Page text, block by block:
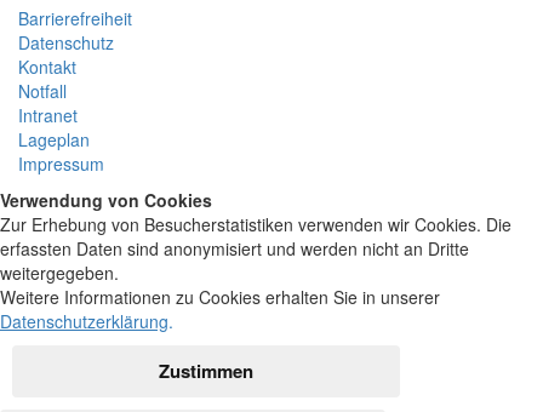
Barrierefreiheit
Datenschutz
Kontakt
Notfall
Intranet
Lageplan
Impressum
Verwendung von Cookies
Zur Erhebung von Besucherstatistiken verwenden wir Cookies. Die
erfassten Daten sind anonymisiert und werden nicht an Dritte
weitergegeben.
Weitere Informationen zu Cookies erhalten Sie in unserer
Datenschutzerklärung.
Zustimmen